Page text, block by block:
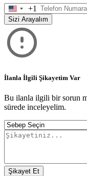
United
States
+1
+1
Sizi Arayalım
İlanla İlgili Şikayetim Var
Bu ilanla ilgili bir sorun
sürede inceleyelim.
Şikayet Et